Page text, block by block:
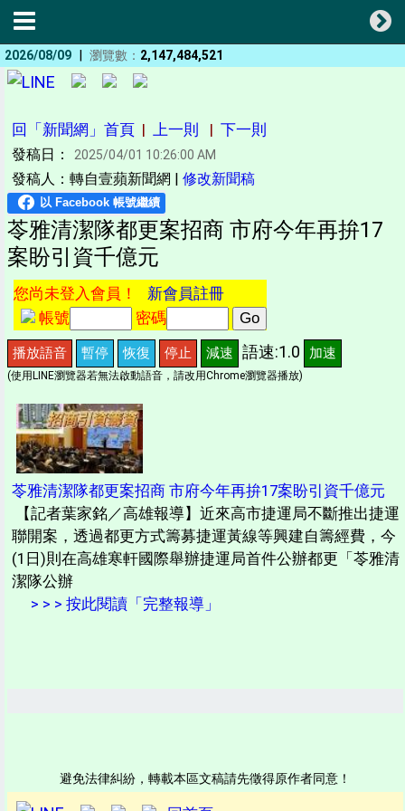
2026/08/09 | 瀏覽數： 2,147,484,521
回「新聞網」首頁 | 上一則 | 下一則
發稿日： 2025/04/01 10:26:00 AM
發稿人：轉自壹蘋新聞網 | 修改新聞稿
苓雅清潔隊都更案招商 市府今年再拚17
案盼引資千億元
您尚未登入會員！ 新會員註冊
帳號
密碼
播放語音 暫停 恢復 停止 減速 語速:1.0 加速
(使用LINE瀏覽器若無法啟動語音，請改用Chrome瀏覽器播放)
苓雅清潔隊都更案招商 市府今年再拚17案盼引資千億元
【記者葉家銘／高雄報導】近來高市捷運局不斷推出捷運
聯開案，透過都更方式籌募捷運黃線等興建自籌經費，今
(1日)則在高雄寒軒國際舉辦捷運局首件公辦都更「苓雅清
潔隊公辦
> > > 按此閱讀「完整報導」
避免法律糾紛，轉載本區文稿請先徵得原作者同意！